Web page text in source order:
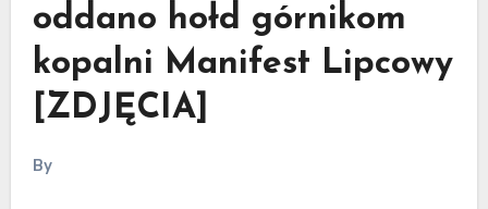
oddano hołd górnikom
kopalni Manifest Lipcowy
[ZDJĘCIA]
By